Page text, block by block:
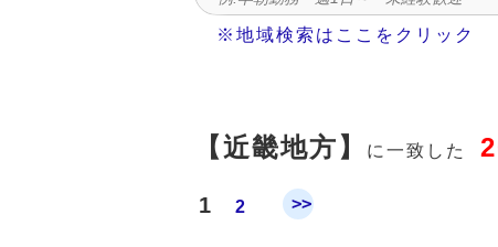
※地域検索はここをクリック
【近畿地方】 に一致した
1 2 >>